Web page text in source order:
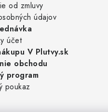
od zmluvy
údajov
účet
V Plutvy.sk
obchodu
program
poukaz